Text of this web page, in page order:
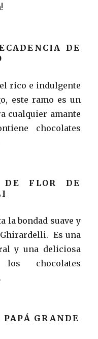
DE
rico e indulgente
este ramo es un
cualquier amante
chocolates
DE FLOR DE
la bondad suave y
Es una
y una deliciosa
chocolates
GRANDE